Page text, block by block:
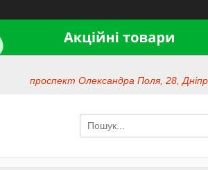
проспект Олександра Поля, 28,